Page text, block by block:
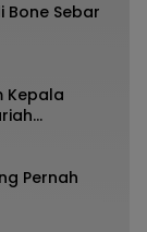
Bone Sebar
Kepala
Tidak
Tanggal 11
Pernah